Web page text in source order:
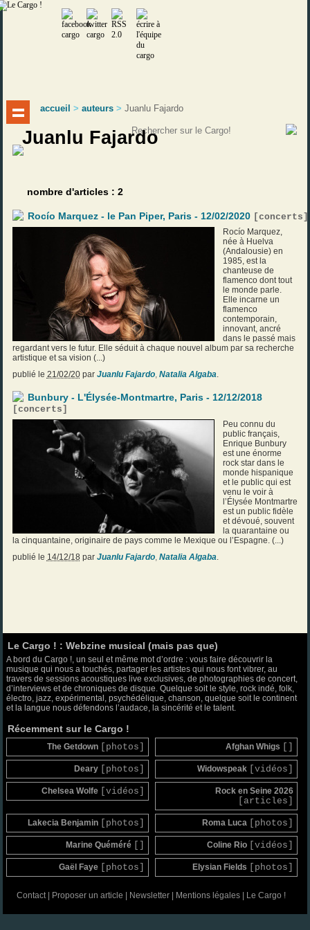
accueil >auteurs>Juanlu Fajardo
Juanlu Fajardo
nombre d'articles : 2
Rocío Marquez - le Pan Piper, Paris - 12/02/2020 [concerts ]
Rocío Marquez,
née à Huelva
(Andalousie) en
1985, est la
chanteuse de
flamenco dont tout
le monde parle.
Elle incarne un
flamenco
contemporain,
innovant, ancré
dans le passé mais
regardant vers le futur. Elle séduit à chaque nouvel album par sa recherche
artistique et sa vision (...)
publié le 21/02/20par Juanlu Fajardo, Natalia Algaba.
Bunbury - L'Élysée-Montmartre, Paris - 12/12/2018
[concerts ]
Peu connu du
public français,
Enrique Bunbury
est une énorme
rock star dans le
monde hispanique
et le public qui est
venu le voir à
l’Élysée Montmartre
est un public fidèle
et dévoué, souvent
la quarantaine ou
la cinquantaine, originaire de pays comme le Mexique ou l’Espagne. (...)
publié le 14/12/18 par Juanlu Fajardo, Natalia Algaba.
Le Cargo ! : Webzine musical (mais pas que)
A bord du Cargo !, un seul et même mot d’ordre : vous faire découvrir la
musique qui nous a touchés, partager les artistes qui nous font vibrer, au
travers de sessions acoustiques live exclusives, de photographies de concert,
d’interviews et de chroniques de disque. Quelque soit le style, rock indé, folk,
électro, jazz, expérimental, psychédélique, chanson, quelque soit le continent
et la langue nous défendons l’audace, la sincérité et le talent.
Récemment sur le Cargo !
The Getdown [photos] Afghan Whigs
Deary [photos] Widowspeak [vidéos]
Chelsea Wolfe [vidéos] Rock en Seine 2026
[articles]
Lakecia Benjamin [photos] Roma Luca [photos]
Marine Quéméré Coline Rio [vidéos]
Gaël Faye [photos] Elysian Fields [photos]
Contact| Proposer un article Newsletter| Mentions légales| Le Cargo !